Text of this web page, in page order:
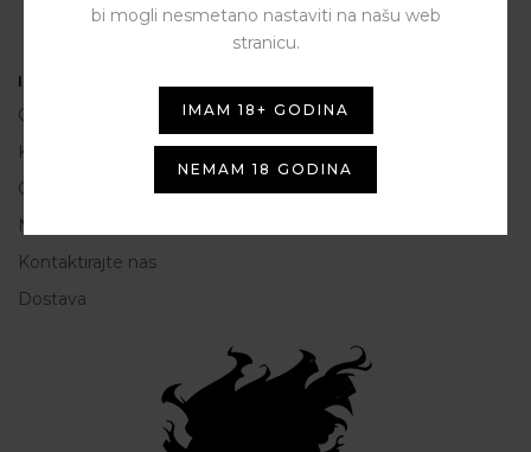
Informacije
O nama
Kako do nas
Opće Informacije i uvjeti korištenja
Načini plaćanja
Kontaktirajte nas
Dostava
bi mogli nesmetano nastaviti na našu web
stranicu.
IMAM 18+ GODINA
NEMAM 18 GODINA